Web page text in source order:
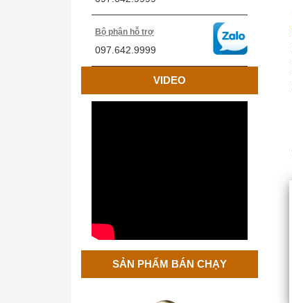
Bộ phận hỗ trợ
097.642.9999
VIDEO
SẢN PHẨM BÁN CHẠY